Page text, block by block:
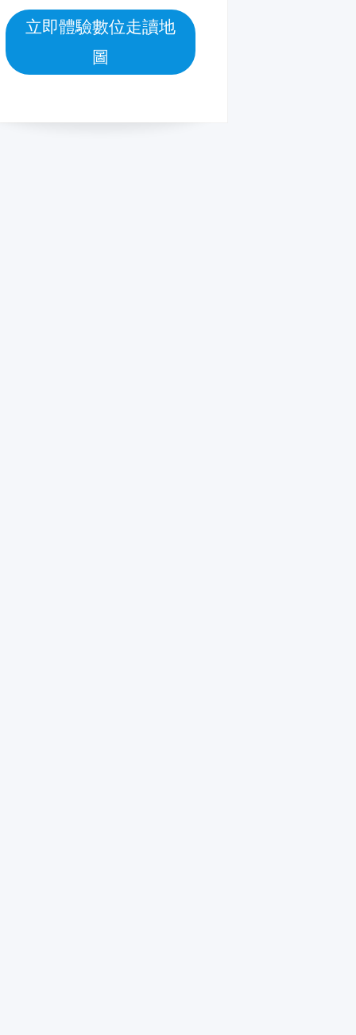
立即體驗數位走讀地
圖